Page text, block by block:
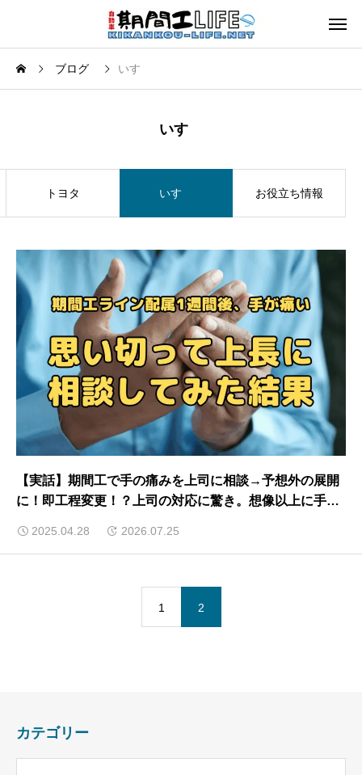
ブログ いすゞ
いすゞ
トヨタ いすゞ お役立ち情報
【実話】期間工で手の痛みを上司に相談→予想外の展開
に！即工程変更！？上司の対応に驚き。想像以上に手厚
2025.04.28 2026.07.25
1 2
カテゴリー